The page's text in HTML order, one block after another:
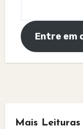
Entre em
Mais Leituras